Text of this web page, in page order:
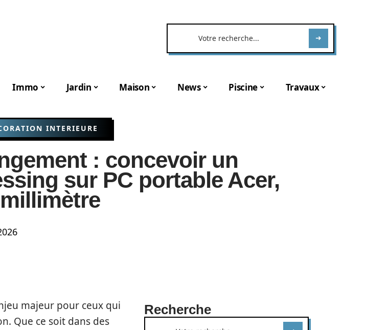
Immo Jardin Maison News Piscine Travaux
INTERIEURE
: concevoir un
sur PC portable Acer,
majeur pour ceux qui
Que ce soit dans des
Recherche